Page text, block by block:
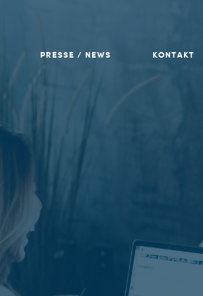
PRESSE / NEWS KONTAKT